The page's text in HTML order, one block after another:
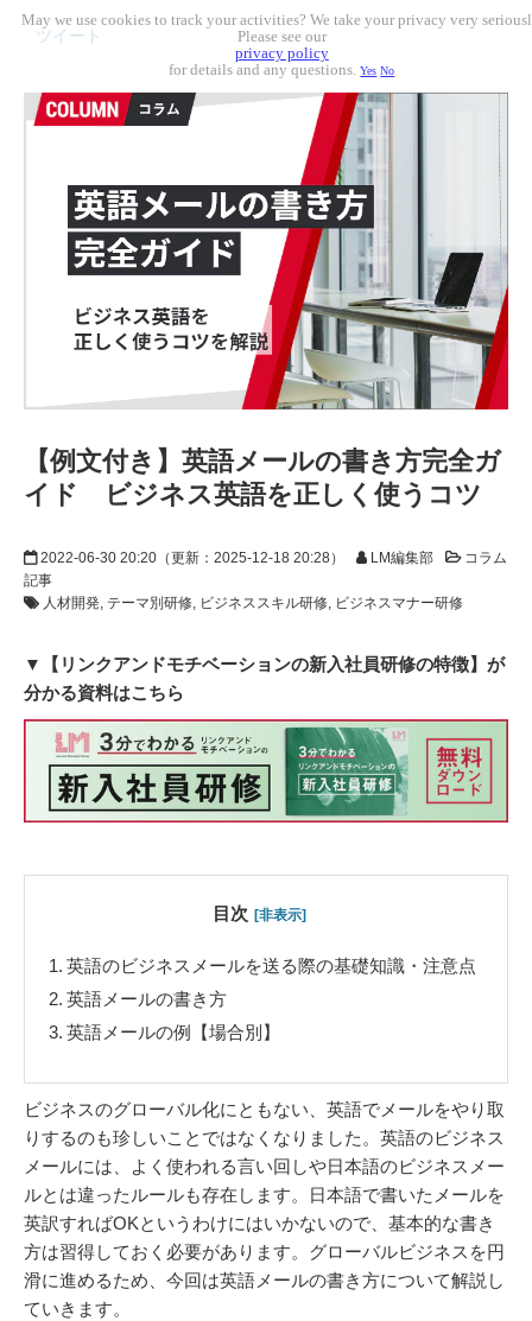
ツイート
【例文付き】英語メールの書き方完全ガ
イド ビジネス英語を正しく使うコツ
2022-06-30 20:20 （更新： 2025-12-18 20:28） LM編集部
コラム
記事
人材開発 テーマ別研修 ビジネススキル研修 ビジネスマナー研修
▼【リンクアンドモチベーションの新入社員研修の特徴】が
分かる資料はこちら
目次 [非表示]
1. 英語のビジネスメールを送る際の基礎知識・注意点
2. 英語メールの書き方
3. 英語メールの例【場合別】
ビジネスのグローバル化にともない、英語でメールをやり取
りするのも珍しいことではなくなりました。英語のビジネス
メールには、よく使われる言い回しや日本語のビジネスメー
ルとは違ったルールも存在します。日本語で書いたメールを
英訳すればOKというわけにはいかないので、基本的な書き
方は習得しておく必要があります。グローバルビジネスを円
滑に進めるため、今回は英語メールの書き方について解説し
ていきます。
May we use cookies to track your activities? We take your privacy very
Please see our
privacy policy
for details and any questions.Yes No